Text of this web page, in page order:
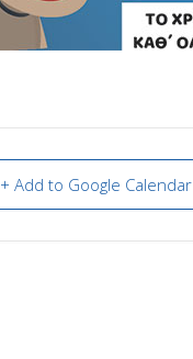
+ Add to Google Calendar